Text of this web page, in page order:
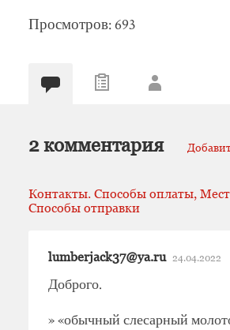
Просмотров: 693
2 комментария
Контакты. Способы оплаты,
Способы отправки
lumberjack37@ya.ru 24.04.2022
Доброго.
» «обычный слесарный